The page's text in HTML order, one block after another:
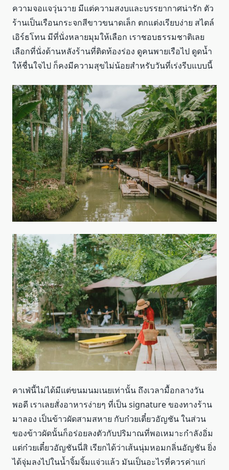
ความจอแจวุ่นวาย มีแต่ความสงบและบรรยากาศน่ารัก ตัว
ร้านเป็นเรือนกระจกสีขาวขนาดเล็ก ตกแต่งเรียบง่าย สไตล์
เอิร์ธโทน มีที่นั่งหลายมุมให้เลือก เราชอบธรรมชาติเลย
เลือกที่นั่งด้านหลังร้านที่ติดท้องร่อง ดูคนพายเรือไป ดูดน้ำ
ให้ชื่นใจไป ก็คงมีความสุขไม่น้อยสำหรับวันที่เร่งรีบแบบนี้
คาเฟ่นี้ไม่ได้มีแต่ขนมนมเนยเท่านั้น ถึงเวลามื้อกลางวัน
พอดี เราเลยสั่งอาหารง่ายๆ ที่เป็น signature ของทางร้าน
มาลอง เป็นข้าวผัดสามสหาย กับก๋วยเตี๋ยวอัญชัน ในส่วน
ของข้าวผัดนั้นก็อร่อยลงตัวกับปริมาณที่พอเหมาะกำลังอิ่ม
แต่ก๋วยเตี๋ยวอัญชันนี่สิ เรียกได้ว่าเส้นนุ่มหอมกลิ่นอัญชัน ยิ่ง
ได้จุ่มลงไปในน้ำจิ้มจิ้มแจ่วแล้ว มันเป็นอะไรที่ควรค่าแก่